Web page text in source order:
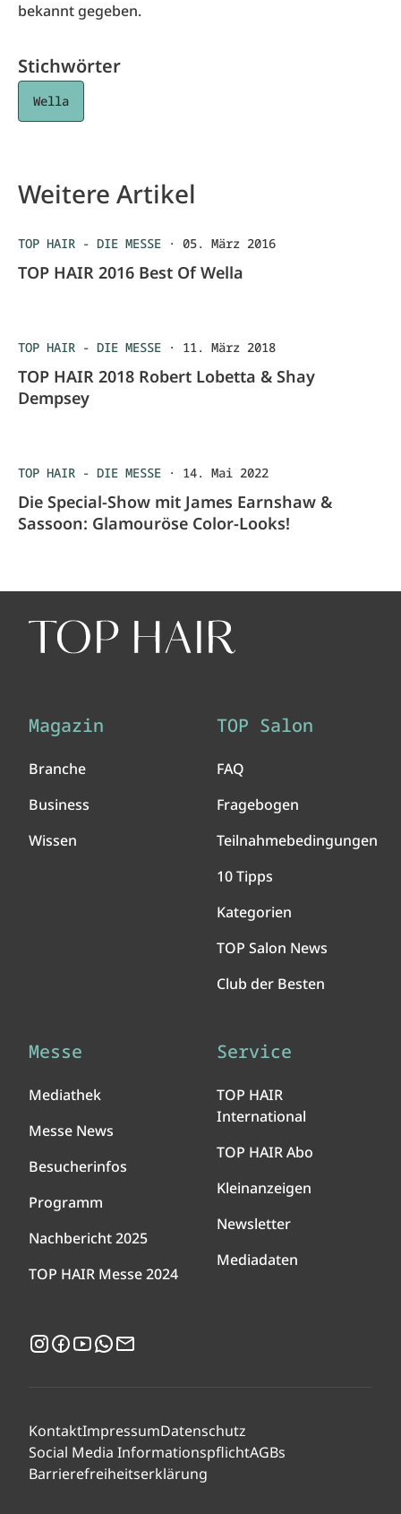
bekannt gegeben.
Stichwörter
Wella
Weitere Artikel
TOP HAIR - DIE MESSE · 05. März 2016
TOP HAIR 2016 Best Of Wella
TOP HAIR - DIE MESSE · 11. März 2018
TOP HAIR 2018 Robert Lobetta & Shay
Dempsey
TOP HAIR - DIE MESSE · 14. Mai 2022
Die Special-Show mit James Earnshaw &
Sassoon: Glamouröse Color-Looks!
Magazin
Branche
Business
Wissen
TOP Salon
FAQ
Fragebogen
Teilnahmebedingungen
10 Tipps
Kategorien
TOP Salon News
Club der Besten
Messe
Mediathek
Messe News
Besucherinfos
Programm
Nachbericht 2025
TOP HAIR Messe 2024
Service
TOP HAIR
International
TOP HAIR Abo
Kleinanzeigen
Newsletter
Mediadaten
Instagram
Facebook
YouTubeWhatsApp
KontaktImpressumDatenschutz
Social Media InformationspflichtAGBs
Barrierefreiheitserklärung